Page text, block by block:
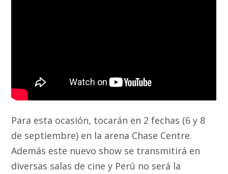
Para esta ocasión, tocarán en 2 fechas (6 y 8
de septiembre) en la arena Chase Centre.
Además este nuevo show se transmitirá en
diversas salas de cine y Perú no será la